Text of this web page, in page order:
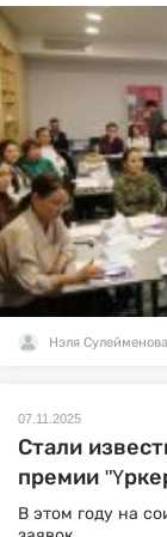
Нэля Сулейменова
07.11.2025
Стали
премии
В этом году на